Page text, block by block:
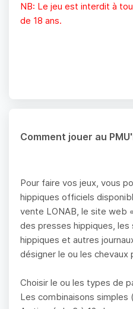
NB: Le jeu est interdit à
de 18 ans.
Comment jouer au
Pour faire vos jeux, vous
hippiques officiels
vente LONAB, le site web
des presses hippiques, les
hippiques et autres
désigner le ou les chevaux
Choisir le ou les types de
Les combinaisons simples